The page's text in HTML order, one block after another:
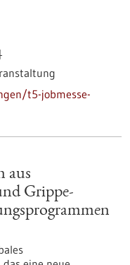
t5-jobmesse-
aus
Grippe-